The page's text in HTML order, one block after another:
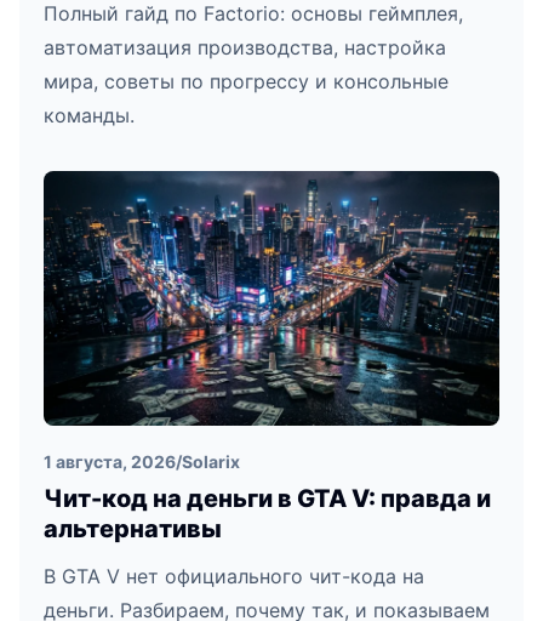
Полный гайд по Factorio: основы геймплея,
автоматизация производства, настройка
мира, советы по прогрессу и консольные
команды.
1 августа, 2026/Solarix
Чит-код на деньги в GTA V: правда и
альтернативы
В GTA V нет официального чит-кода на
деньги. Разбираем, почему так, и показываем